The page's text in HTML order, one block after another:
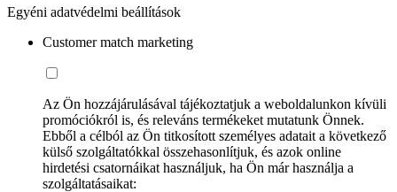
Egyéni adatvédelmi beállítások
Customer match marketing
Az Ön hozzájárulásával tájékoztatjuk a weboldalunkon kívüli
promóciókról is, és releváns termékeket mutatunk Önnek.
Ebből a célból az Ön titkosított személyes adatait a következő
külső szolgáltatókkal összehasonlítjuk, és azok online
hirdetési csatornáikat használjuk, ha Ön már használja a
szolgáltatásaikat: